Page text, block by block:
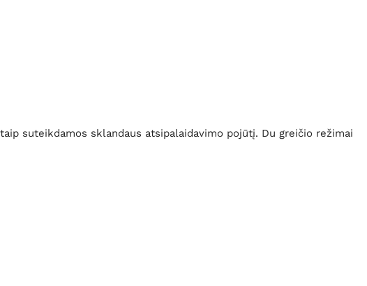
suteikdamos sklandaus atsipalaidavimo pojūtį. Du greičio režimai